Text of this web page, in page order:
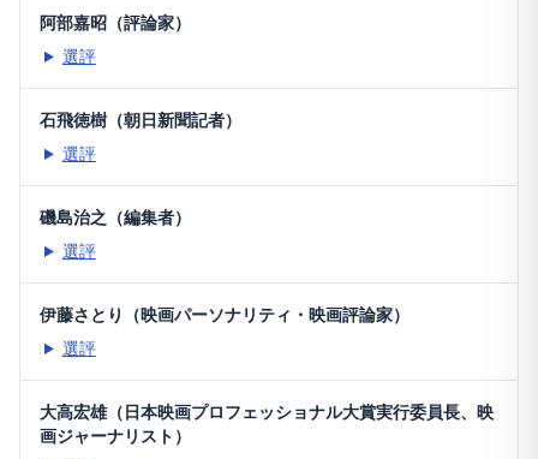
阿部嘉昭（評論家）
選評
石飛徳樹（朝日新聞記者）
選評
磯島治之（編集者）
選評
伊藤さとり（映画パーソナリティ・映画評論家）
選評
大高宏雄（日本映画プロフェッショナル大賞実行委員長、映
画ジャーナリスト）